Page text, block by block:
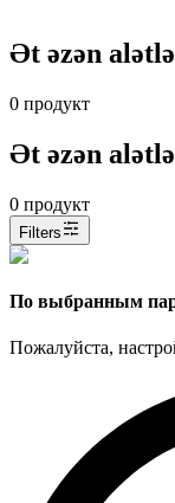
Ət əzən
0 продукт
Ət əzən
0 продукт
Filters
По выбранным
Пожалуйста,